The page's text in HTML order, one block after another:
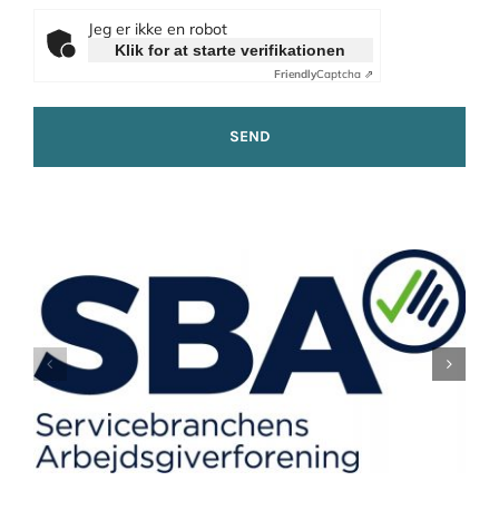
Jeg er ikke en robot
Klik for at starte verifikationen
FriendlyCaptcha ⇗